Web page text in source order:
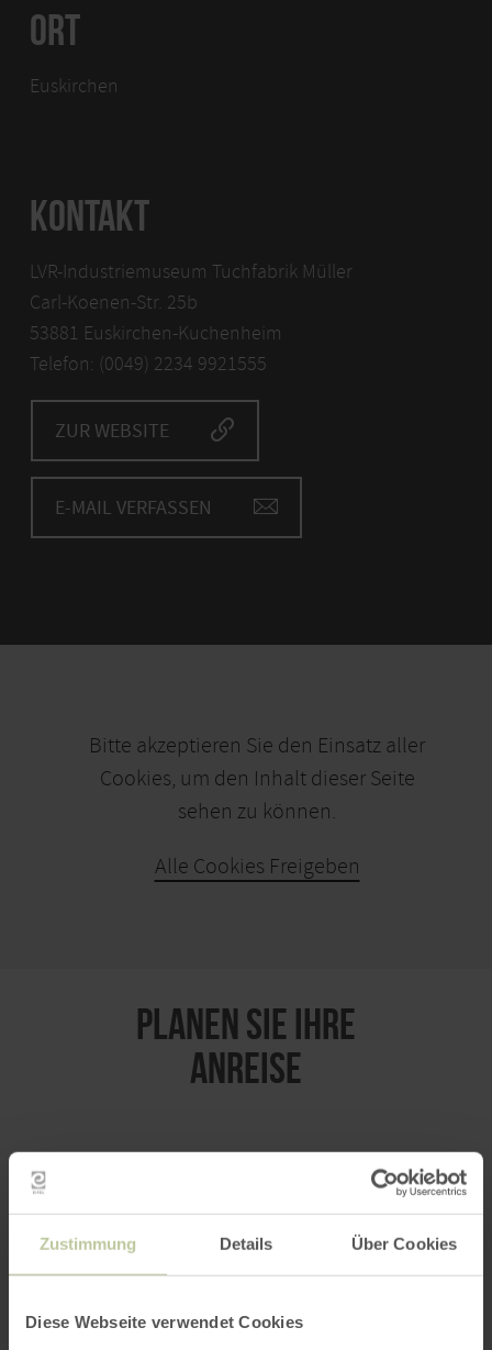
Zustimmung Details Über Cookies
Diese Webseite verwendet Cookies
ORT
Euskirchen
KONTAKT
LVR-Industriemuseum Tuchfabrik Müller
Carl-Koenen-Str. 25b
53881 Euskirchen-Kuchenheim
Telefon: (0049) 2234 9921555
ZUR WEBSITE
E-MAIL VERFASSEN
Bitte akzeptieren Sie den Einsatz aller
Cookies, um den Inhalt dieser Seite
sehen zu können.
Alle Cookies Freigeben
PLANEN SIE IHRE
ANREISE
Anfahrt von: